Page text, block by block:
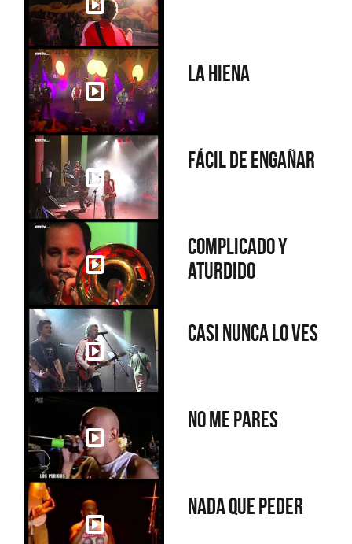
La hiena
Fácil de engañar
Complicado y
aturdido
Casi nunca lo ves
No me pares
Nada que peder